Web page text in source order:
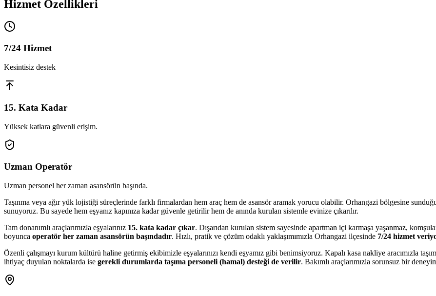
Hizmet Özellikleri
7/24 Hizmet
Kesintisiz destek
15. Kata Kadar
Yüksek katlara güvenli erişim.
Uzman Operatör
Uzman personel her zaman asansörün başında.
Taşınma veya ağır yük lojistiği süreçlerinde farklı firmalardan hem araç hem de asansör aramak yorucu olabilir. Orhangazi bölgesine
sunuyoruz. Bu sayede hem eşyanız kapınıza kadar güvenle getirilir hem de anında kurulan sistemle evinize çıkarılır.
Tam donanımlı araçlarımızla eşyalarınız 15. kata kadar çıkar. Dışarıdan kurulan sistem sayesinde apartman içi karmaşa yaşanmaz,
boyunca operatör her zaman asansörün başındadır. Hızlı, pratik ve çözüm odaklı yaklaşımımızla Orhangazi ilçesinde 7/24 hizmet
Özenli çalışmayı kurum kültürü haline getirmiş ekibimizle eşyalarınızı kendi eşyamız gibi benimsiyoruz. Kapalı kasa nakliye aracımızla
ihtiyaç duyulan noktalarda ise gerekli durumlarda taşıma personeli (hamal) desteği de verilir. Bakımlı araçlarımızla sorunsuz bir